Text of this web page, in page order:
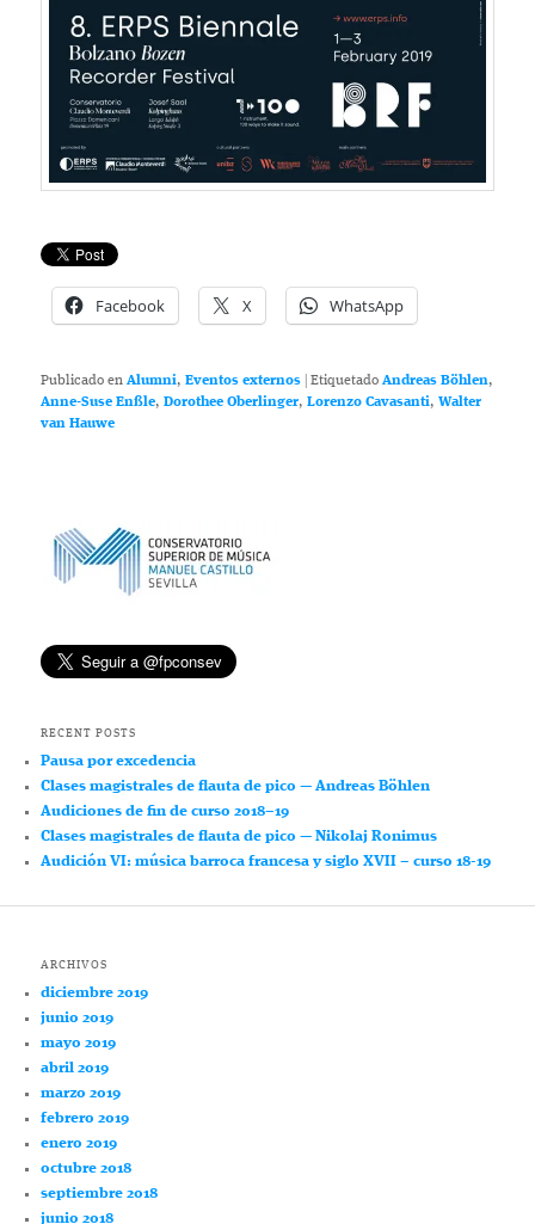
Facebook X WhatsApp
Publicado en Alumni,Eventos externos |Etiquetado Andreas Böhlen,
Anne-Suse Enßle,Dorothee Oberlinger,Lorenzo Cavasanti,Walter
van Hauwe
RECENT POSTS
Pausa por excedencia
Clases magistrales de flauta de pico — Andreas Böhlen
Audiciones de fin de curso 2018–19
Clases magistrales de flauta de pico — Nikolaj Ronimus
Audición VI: música barroca francesa y siglo XVII – curso 18-19
ARCHIVOS
diciembre 2019
junio 2019
mayo 2019
abril 2019
marzo 2019
febrero 2019
enero 2019
octubre 2018
septiembre 2018
junio 2018